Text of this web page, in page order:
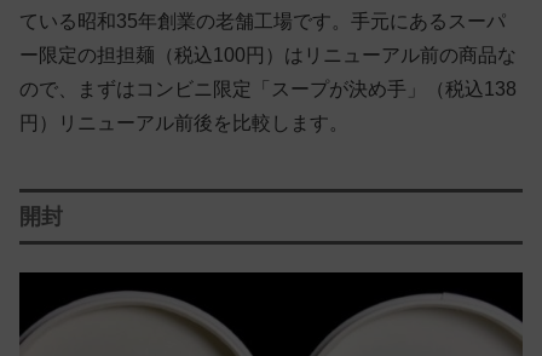
ている昭和35年創業の老舗工場です。手元にあるスーパ
ー限定の担担麺（税込100円）はリニューアル前の商品な
ので、まずはコンビニ限定「スープが決め手」（税込138
円）リニューアル前後を比較します。
開封